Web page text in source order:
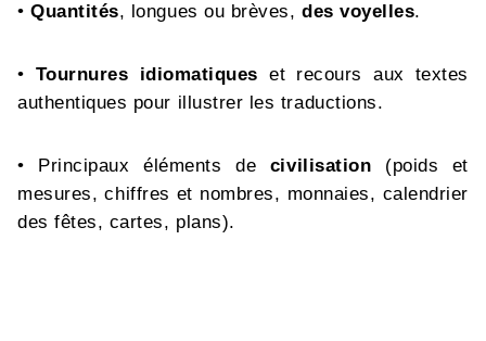
•Quantités, longues ou brèves, des voyelles.
• Tournures idiomatiques et recours aux textes
authentiques pour illustrer les traductions.
• Principaux éléments de civilisation (poids et
mesures, chiffres et nombres, monnaies, calendrier
des fêtes, cartes, plans).